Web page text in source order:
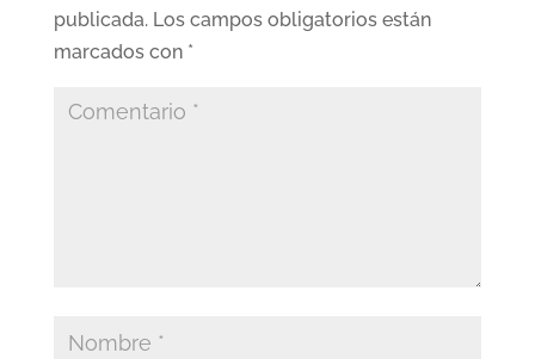
publicada. Los campos obligatorios están
marcados con *